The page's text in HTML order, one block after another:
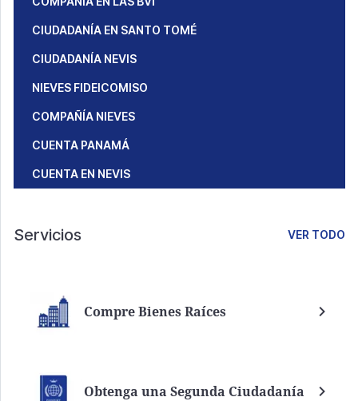
CIUDADANÍA EN SANTO TOMÉ
CIUDADANÍA NEVIS
NIEVES FIDEICOMISO
COMPAÑÍA NIEVES
CUENTA PANAMÁ
CUENTA EN NEVIS
Servicios VER TODO
Compre Bienes Raíces
Obtenga una Segunda Ciudadanía